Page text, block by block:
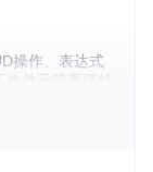
操作、表达式
单元等高级特
性，同时通过
码维护。